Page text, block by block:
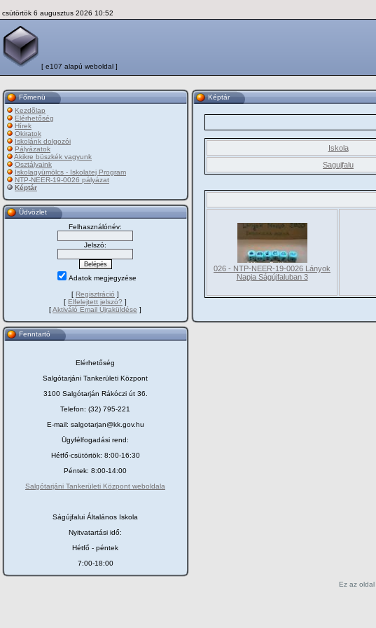
csütörtök 6 augusztus 2026 10:52
[ e107 alapú weboldal ]
Főmenü
Kezdõlap
Elérhetőség
Hírek
Okiratok
Iskolánk dolgozói
Pályázatok
Akikre büszkék vagyunk
Osztályaink
Iskolagyümölcs - Iskolatej Program
NTP-NEER-19-0026 pályázat
Képtár
Üdvözlet
Felhasználónév:
Jelszó:
Adatok megjegyzése
[ Regisztráció ]
[ Elfelejtett jelszó? ]
[Aktiváló Email Újraküldése ]
Fenntartó
Elérhetőség
Salgótarjáni Tankerületi Központ
3100 Salgótarján Rákóczi út 36.
Telefon: (32) 795-221
E-mail: salgotarjan@kk.gov.hu
Ügyfélfogadási rend:
Hétfő-csütörtök: 8:00-16:30
Péntek: 8:00-14:00
Salgótarjáni Tankerületi Központ weboldala
Ságújfalui Általános Iskola
Nyitvatartási idő:
Hétfő - péntek
7:00-18:00
Képtár
Iskola
Sagujfalu
026 - NTP-NEER-19-0026 Lányok
Napja Ságújfaluban 3
Ez az oldal